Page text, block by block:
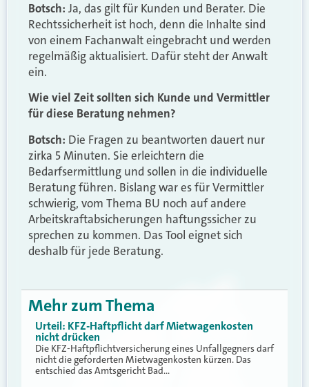
Botsch: Ja, das gilt für Kunden und Berater. Die
Rechtssicherheit ist hoch, denn die Inhalte sind
von einem Fachanwalt eingebracht und werden
regelmäßig aktualisiert. Dafür steht der Anwalt
ein.
Wie viel Zeit sollten sich Kunde und Vermittler
für diese Beratung nehmen?
Botsch: Die Fragen zu beantworten dauert nur
zirka 5 Minuten. Sie erleichtern die
Bedarfsermittlung und sollen in die individuelle
Beratung führen. Bislang war es für Vermittler
schwierig, vom Thema BU noch auf andere
Arbeitskraftabsicherungen haftungssicher zu
sprechen zu kommen. Das Tool eignet sich
deshalb für jede Beratung.
Mehr zum Thema
Urteil: KFZ-Haftpflicht darf Mietwagenkosten
nicht drücken
Die KFZ-Haftpflichtversicherung eines Unfallgegners darf
nicht die geforderten Mietwagenkosten kürzen. Das
entschied das Amtsgericht Bad…